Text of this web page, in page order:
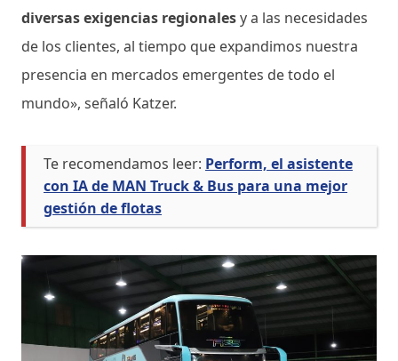
diversas exigencias regionalesy a las necesidades
de los clientes, al tiempo que expandimos nuestra
presencia en mercados emergentes de todo el
mundo», señaló Katzer.
Te recomendamos leer: Perform, el asistente
con IA de MAN Truck & Bus para una mejor
gestión de flotas